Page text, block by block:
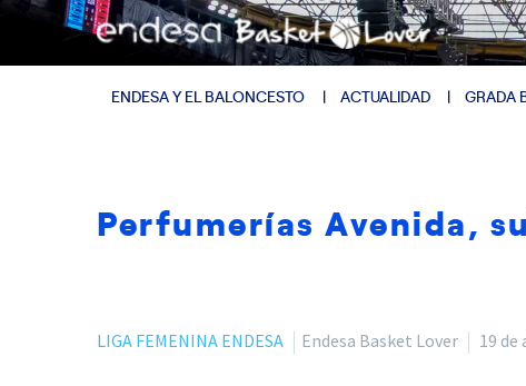
ENDESA Y EL BALONCESTO ACTUALIDAD GRADA
Perfumerías Avenida,
LIGA FEMENINA ENDESA Endesa Basket Lover 19 de